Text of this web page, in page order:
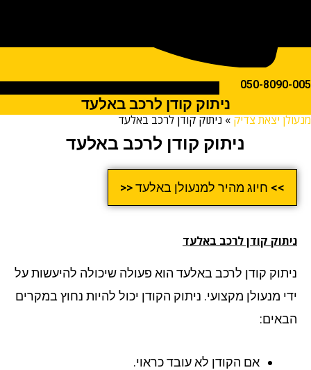
050-
ניתוק קודן לרכב באלעד
יצאת צדיק»ניתוק קודן לרכב באלעד
ניתוק קודן לרכב באלעד
>> חיוג מהיר למנעולן באלעד <<
קודן לרכבבאלעד
קודן לרכב באלעד הוא פעולה שיכולה להיעשות על
מנעולן מקצועי. ניתוק הקודן יכול להיות נחוץ במקרים
אם הקודן לא עובד כראוי.